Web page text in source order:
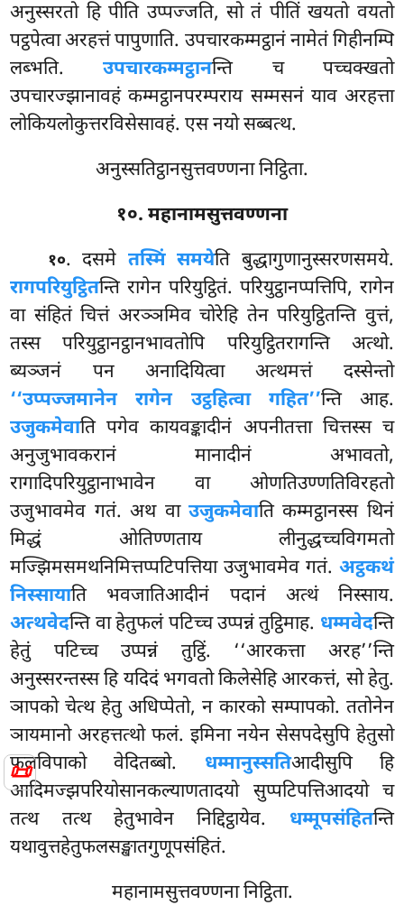
📜
अनुस्सरतो हि पीति उप्पज्जति, सो तं पीतिं खयतो वयतो
पट्ठपेत्वा अरहत्तं पापुणाति. उपचारकम्मट्ठानं नामेतं गिहीनम्पि
लब्भति.उपचारकम्मट्ठानन्ति च पच्चक्खतो
उपचारज्झानावहं कम्मट्ठानपरम्पराय सम्मसनं याव अरहत्ता
लोकियलोकुत्तरविसेसावहं. एस नयो सब्बत्थ.
अनुस्सतिट्ठानसुत्तवण्णना निट्ठिता.
१०. महानामसुत्तवण्णना
१०. दसमे तस्मिं समयेति बुद्धागुणानुस्सरणसमये.
रागपरियुट्ठितन्ति रागेन परियुट्ठितं. परियुट्ठानप्पत्तिपि, रागेन
वा संहितं चित्तं अरञ्ञमिव चोरेहि तेन परियुट्ठितन्ति वुत्तं,
तस्स परियुट्ठानट्ठानभावतोपि परियुट्ठितरागन्ति अत्थो.
ब्यञ्जनं पन अनादियित्वा अत्थमत्तं दस्सेन्तो
‘‘उप्पज्जमानेन रागेन उट्ठहित्वा गहित’’न्ति आह.
उजुकमेवाति पगेव कायवङ्कादीनं अपनीतत्ता चित्तस्स च
अनुजुभावकरानं मानादीनं अभावतो,
रागादिपरियुट्ठानाभावेन वा ओणतिउण्णतिविरहतो
उजुभावमेव गतं. अथ वा उजुकमेवाति कम्मट्ठानस्स थिनं
मिद्धं ओतिण्णताय लीनुद्धच्चविगमतो
मज्झिमसमथनिमित्तप्पटिपत्तिया उजुभावमेव गतं. अट्ठकथं
निस्सायाति भवजातिआदीनं पदानं अत्थं निस्साय.
अत्थवेदन्ति वा हेतुफलं पटिच्च उप्पन्नं तुट्ठिमाह. धम्मवेदन्ति
हेतुं पटिच्च उप्पन्नं तुट्ठिं. ‘‘आरकत्ता अरह’’न्ति
अनुस्सरन्तस्स हि यदिदं भगवतो किलेसेहि आरकत्तं, सो हेतु.
ञापको चेत्थ हेतु अधिप्पेतो, न कारको सम्पापको. ततोनेन
ञायमानो अरहत्तत्थो फलं. इमिना नयेन सेसपदेसुपि हेतुसो
फलविपाको वेदितब्बो. धम्मानुस्सतिआदीसुपि हि
आदिमज्झपरियोसानकल्याणतादयो सुप्पटिपत्तिआदयो च
तत्थ तत्थ हेतुभावेन निद्दिट्ठायेव. धम्मूपसंहितन्ति
यथावुत्तहेतुफलसङ्खातगुणूपसंहितं.
महानामसुत्तवण्णना निट्ठिता.